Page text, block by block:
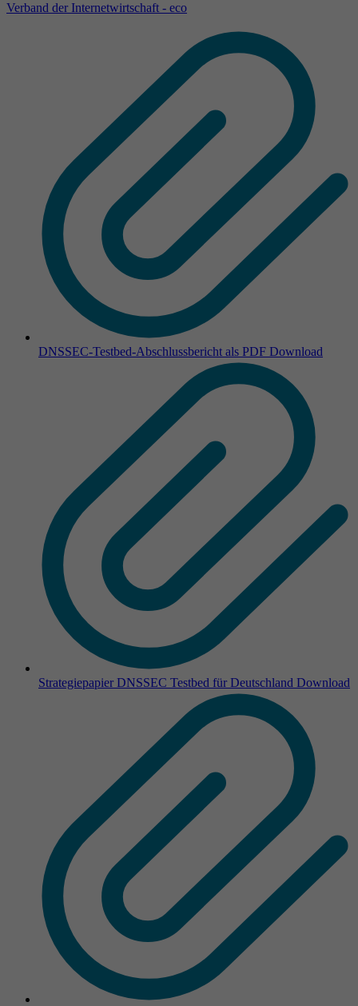
Verband der Internetwirtschaft - eco
DNSSEC-Testbed-Abschlussbericht als PDF Download
Strategiepapier DNSSEC Testbed für Deutschland Download